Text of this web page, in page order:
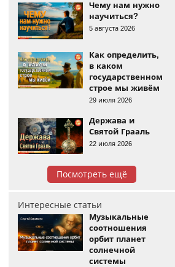
Чему нам нужно
научиться?
5 августа 2026
Как определить,
в каком
государственном
строе мы живём
29 июля 2026
Держава и
Святой Грааль
22 июля 2026
Посмотреть ещё
Интересные статьи
Музыкальные
соотношения
орбит планет
солнечной
системы